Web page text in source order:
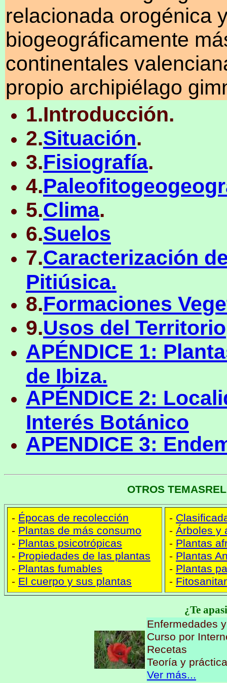
relacionada orogénica
biogeográficamente
continentales
propio archipiélago
1.Introducción.
2.Situación.
3.Fisiografía.
4.
5.Clima.
6.Suelos
7.Caracterización
Pitiúsica.
8.Formaciones
9.Usos del Territorio
APÉNDICE 1:
de Ibiza.
APÉNDICE 2:
Interés Botánico
APENDICE 3:
OTROS
- Épocas de recolección
- Plantas de más consumo
- Plantas psicotrópicas
- Propiedades de las plantas
- Plantas fumables
- El cuerpo y sus plantas
-
- Árboles y
- Plantas
- Plantas
- Plantas
-
¿Te
Enfermedades
Curso por
Recetas
Teoría y
Ver más...